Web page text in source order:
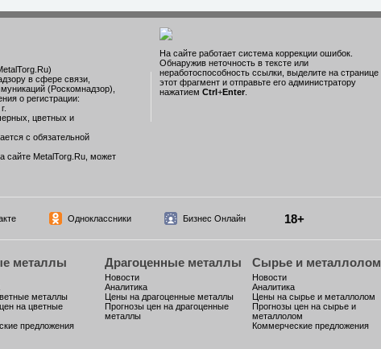
в сфере связи,
(Роскомнадзор),
о регистрации:
цветных и
с обязательной
сайте MetalTorg.Ru, может
На сайте работает система коррекции ошибок.
Обнаружив неточность в тексте или
неработоспособность ссылки, выделите на странице
этот фрагмент и отправьте его администратору
нажатием Ctrl+Enter
Одноклассники Бизнес Онлайн 18+
металлы
металлы
на цветные
предложения
Драгоценные металлы
Новости
Аналитика
Цены на драгоценные металлы
Прогнозы цен на драгоценные
металлы
Сырье и металлолом
Новости
Аналитика
Цены на сырье и металлолом
Прогнозы цен на сырье и
металлолом
Коммерческие предложения